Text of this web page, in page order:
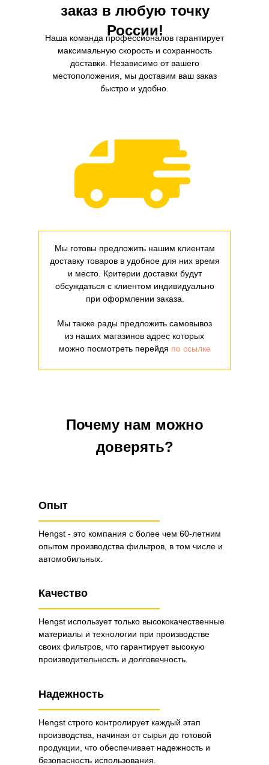
заказ в любую точку
России!
Мы готовы предложить нашим клиентам
доставку товаров в удобное для них время
и место. Критерии доставки будут
обсуждаться с клиентом индивидуально
при оформлении заказа.
Мы также рады предложить самовывоз
из наших магазинов адрес которых
можно посмотреть перейдя по ссылке
Наша команда профессионалов гарантирует
максимальную скорость и сохранность
доставки. Независимо от вашего
местоположения, мы доставим ваш заказ
быстро и удобно.
Почему нам можно
доверять?
Опыт
Hengst - это компания с более чем 60-летним
опытом производства фильтров, в том числе и
автомобильных.
Качество
Надежность
Hengst использует только высококачественные
материалы и технологии при производстве
своих фильтров, что гарантирует высокую
производительность и долговечность.
Hengst строго контролирует каждый этап
производства, начиная от сырья до готовой
продукции, что обеспечивает надежность и
безопасность использования.